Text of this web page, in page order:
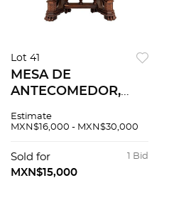
Lot 41
MESA DE
ANTECOMEDOR,
Enrique II. En
Cubierta octagonal,
4 fustes acanalados
Estimate
MXN$16,000 - MXN$30,000
1 Bid
Sold for
MXN$15,000